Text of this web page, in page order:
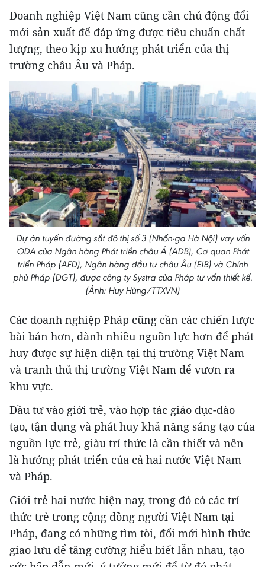
Doanh nghiệp Việt Nam cũng cần chủ động đổi
mới sản xuất để đáp ứng được tiêu chuẩn chất
lượng, theo kịp xu hướng phát triển của thị
trường châu Âu và Pháp.
Dự án tuyến đường sắt đô thị số 3 (Nhổn-ga Hà Nội) vay vốn
ODA của Ngân hàng Phát triển châu Á (ADB), Cơ quan Phát
triển Pháp (AFD), Ngân hàng đầu tư châu Âu (EIB) và Chính
phủ Pháp (DGT), được công ty Systra của Pháp tư vấn thiết kế.
(Ảnh: Huy Hùng/TTXVN)
Các doanh nghiệp Pháp cũng cần các chiến lược
bài bản hơn, dành nhiều nguồn lực hơn để phát
huy được sự hiện diện tại thị trường Việt Nam
và tranh thủ thị trường Việt Nam để vươn ra
khu vực.
Đầu tư vào giới trẻ, vào hợp tác giáo dục-đào
tạo, tận dụng và phát huy khả năng sáng tạo của
nguồn lực trẻ, giàu trí thức là cần thiết và nên
là hướng phát triển của cả hai nước Việt Nam
và Pháp.
Giới trẻ hai nước hiện nay, trong đó có các trí
thức trẻ trong cộng đồng người Việt Nam tại
Pháp, đang có những tìm tòi, đổi mới hình thức
giao lưu để tăng cường hiểu biết lẫn nhau, tạo